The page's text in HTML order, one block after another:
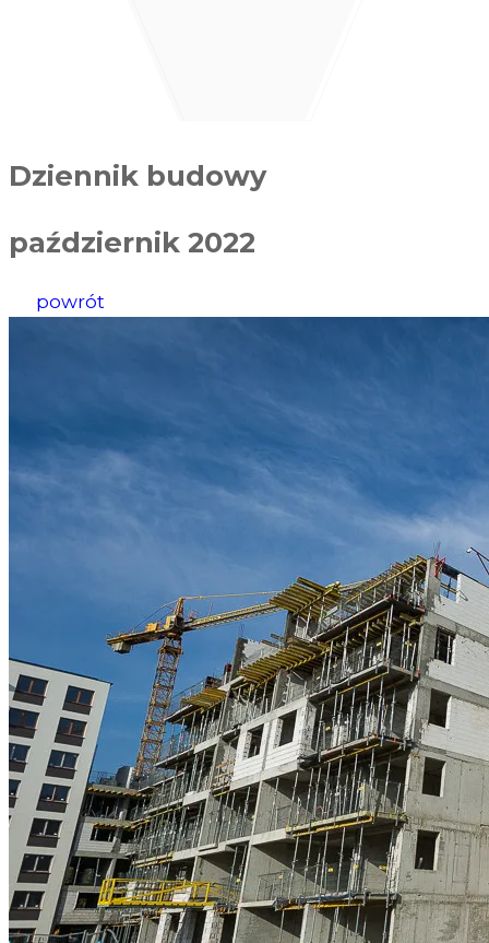
Dziennik budowy
październik 2022
powrót